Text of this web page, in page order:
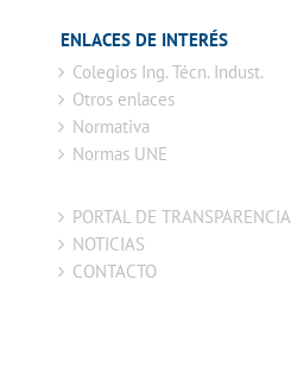
ENLACES DE INTERÉS
Colegios Ing. Técn. Indust.
Otros enlaces
Normativa
Normas UNE
PORTAL DE TRANSPARENCIA
NOTICIAS
CONTACTO